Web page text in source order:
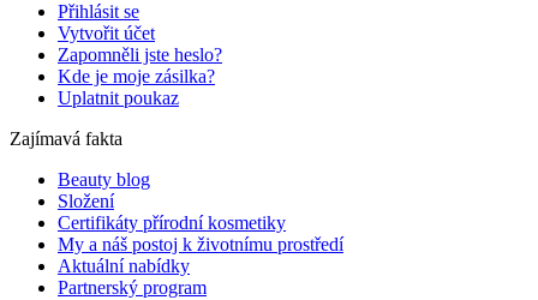
Přihlásit se
Vytvořit účet
Zapomněli jste heslo?
Kde je moje zásilka?
Uplatnit poukaz
Zajímavá fakta
Beauty blog
Složení
Certifikáty přírodní kosmetiky
My a náš postoj k životnímu prostředí
Aktuální nabídky
Partnerský program